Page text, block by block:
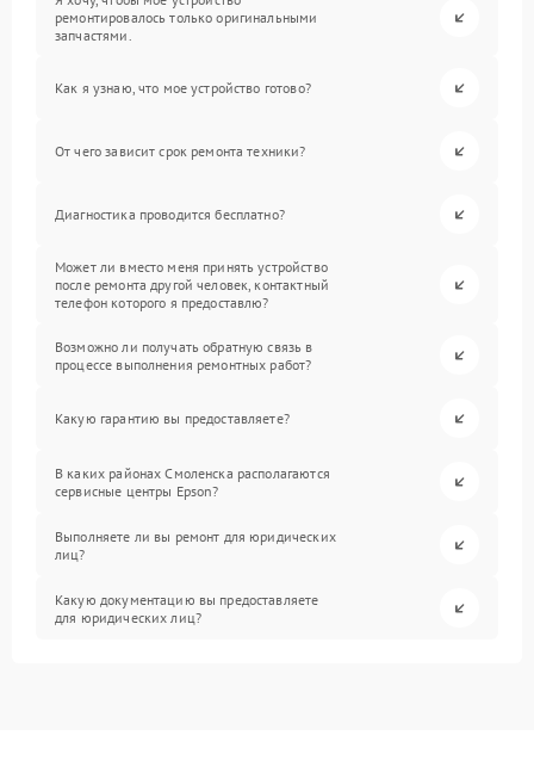
ремонтировалось только оригинальными
запчастями.
Как я узнаю, что мое устройство готово?
От чего зависит срок ремонта техники?
Диагностика проводится бесплатно?
Может ли вместо меня принять устройство
после ремонта другой человек, контактный
телефон которого я предоставлю?
Возможно ли получать обратную связь в
процессе выполнения ремонтных работ?
Какую гарантию вы предоставляете?
В каких районах Смоленска располагаются
сервисные центры Epson?
Выполняете ли вы ремонт для юридических
лиц?
Какую документацию вы предоставляете
для юридических лиц?